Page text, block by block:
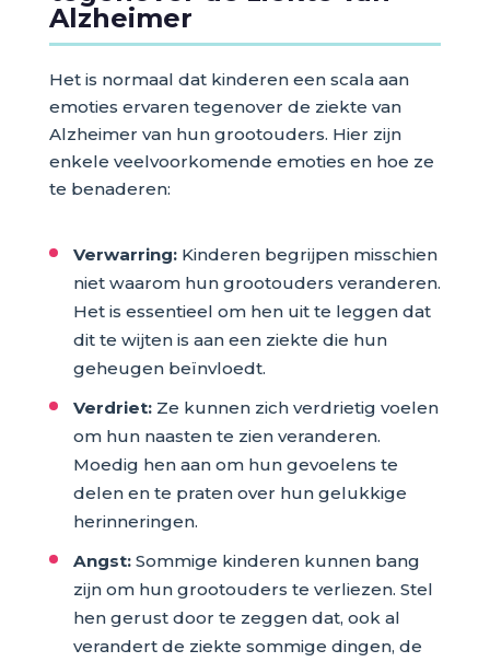
Alzheimer
Het is normaal dat kinderen een scala aan
emoties ervaren tegenover de ziekte van
Alzheimer van hun grootouders. Hier zijn
enkele veelvoorkomende emoties en hoe ze
te benaderen:
Verwarring:Kinderen begrijpen misschien
niet waarom hun grootouders veranderen.
Het is essentieel om hen uit te leggen dat
dit te wijten is aan een ziekte die hun
geheugen beïnvloedt.
Verdriet:Ze kunnen zich verdrietig voelen
om hun naasten te zien veranderen.
Moedig hen aan om hun gevoelens te
delen en te praten over hun gelukkige
herinneringen.
Angst:Sommige kinderen kunnen bang
zijn om hun grootouders te verliezen. Stel
hen gerust door te zeggen dat, ook al
verandert de ziekte sommige dingen, de